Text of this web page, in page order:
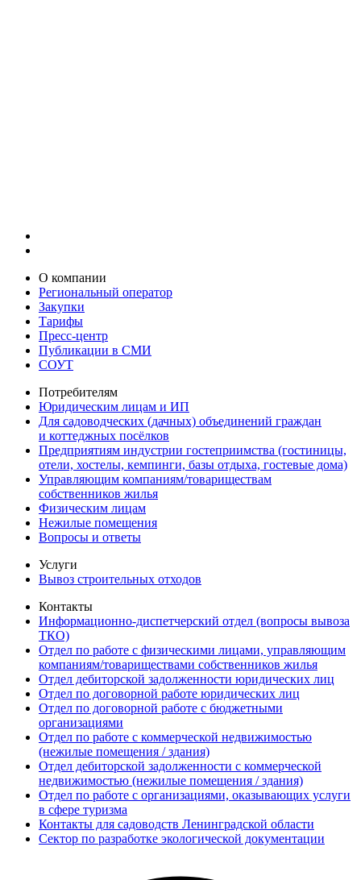
О компании
Региональный оператор
Закупки
Тарифы
Пресс-центр
Публикации в СМИ
СОУТ
Потребителям
Юридическим лицам и ИП
Для садоводческих (дачных) объединений граждан
и коттеджных посёлков
Предприятиям индустрии гостеприимства (гостиницы,
отели, хостелы, кемпинги, базы отдыха, гостевые дома)
Управляющим компаниям/товариществам
собственников жилья
Физическим лицам
Нежилые помещения
Вопросы и ответы
Услуги
Вывоз строительных отходов
Контакты
Информационно-диспетчерский отдел (вопросы вывоза
ТКО)
Отдел по работе с физическими лицами, управляющим
компаниям/товариществами собственников жилья
Отдел дебиторской задолженности юридических лиц
Отдел по договорной работе юридических лиц
Отдел по договорной работе с бюджетными
организациями
Отдел по работе с коммерческой недвижимостью
(нежилые помещения / здания)
Отдел дебиторской задолженности с коммерческой
недвижимостью (нежилые помещения / здания)
Отдел по работе с организациями, оказывающих услуги
в сфере туризма
Контакты для садоводств Ленинградской области
Сектор по разработке экологической документации